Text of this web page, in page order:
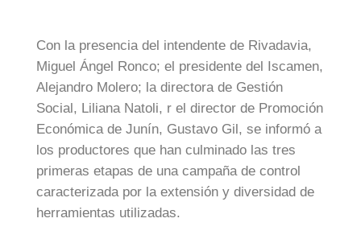
Con la presencia del intendente de Rivadavia,
Miguel Ángel Ronco; el presidente del Iscamen,
Alejandro Molero; la directora de Gestión
Social, Liliana Natoli, r el director de Promoción
Económica de Junín, Gustavo Gil, se informó a
los productores que han culminado las tres
primeras etapas de una campaña de control
caracterizada por la extensión y diversidad de
herramientas utilizadas.